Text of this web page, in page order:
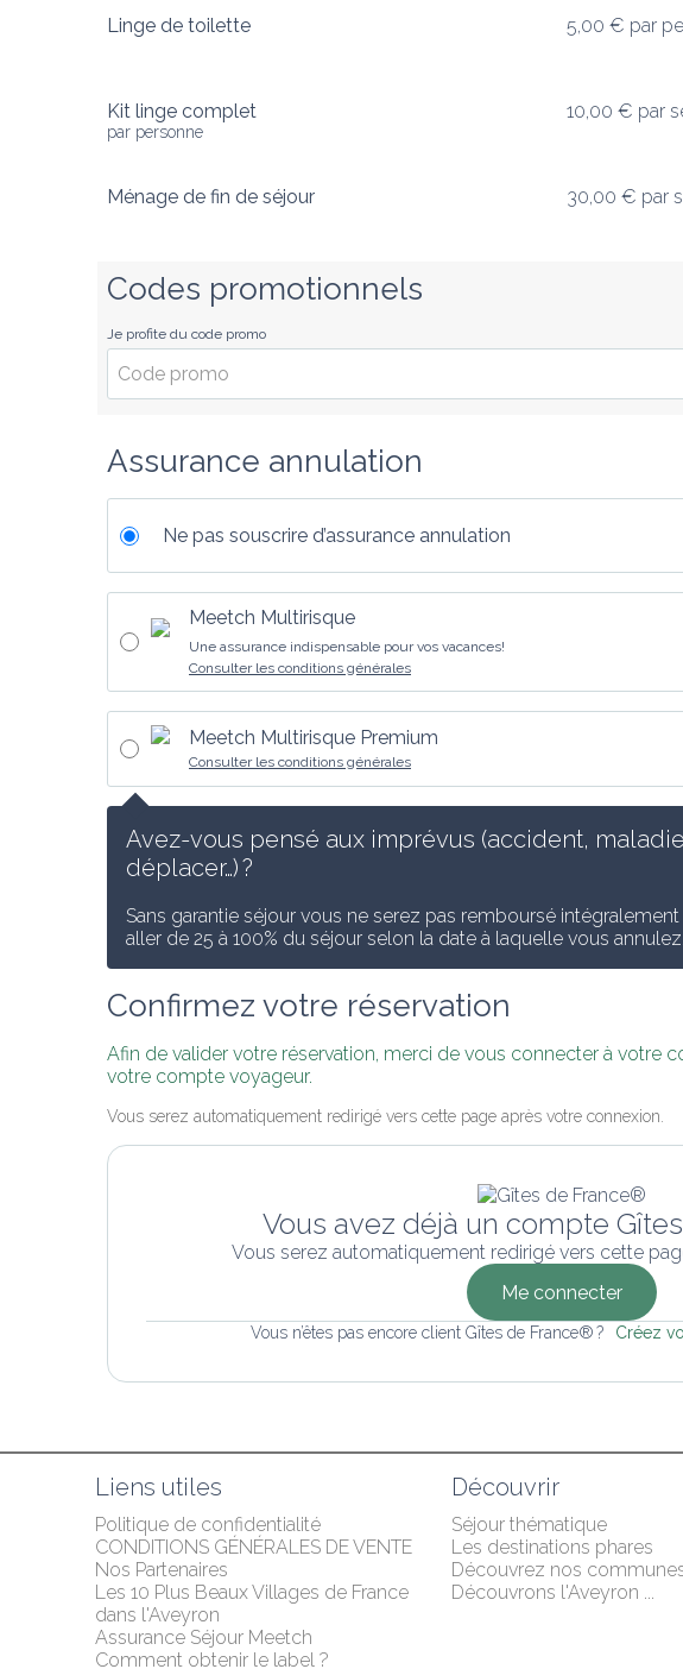
Linge de toilette 5,00 € par
Kit linge complet
par personne
10,00 € par
Ménage de fin de séjour 30,00 € par
Codes promotionnels
Je profite du code promo
Assurance annulation
Ne pas souscrire d’assurance annulation
Meetch Multirisque
Une assurance indispensable pour vos vacances!
Consulter les conditions générales
Meetch Multirisque Premium
Consulter les conditions générales
Avez-vous pensé aux imprévus (accident,
déplacer…) ?
Sans garantie séjour vous ne serez pas remboursé
aller de 25 à 100% du séjour selon la date à laquelle vous annulez.
Confirmez votre réservation
Afin de valider votre réservation, merci de vous connecter à votre
votre compte voyageur.
Vous serez automatiquement redirigé vers cette page après votre connexion.
Vous avez déjà un compte
Vous serez automatiquement redirigé vers cette
Me connecter
Vous n’êtes pas encore client Gîtes de France® ? Créez
Liens utiles
Politique de confidentialité
CONDITIONS GÉNÉRALES DE VENTE
Nos Partenaires
Les 10 Plus Beaux Villages de France
dans l'Aveyron
Assurance Séjour Meetch
Comment obtenir le label ?
Découvrir
Séjour thématique
Les destinations phares
Découvrez nos
Découvrons l'Aveyron ...